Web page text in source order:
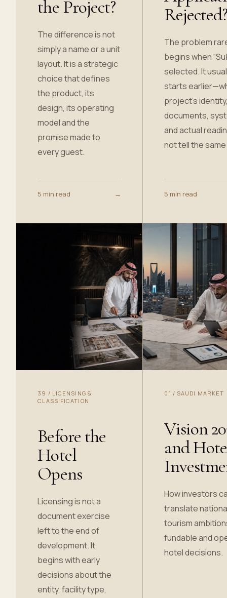
the Project?
The difference is not
simply a name or a unit
layout. It is a strategic
choice that defines
the product, its
design, its operating
model and the
promise made to
every guest.
5 min read →
The problem
begins when
selected. It
starts
project’s
documents,
and actual
not tell the
5 min read
39 / LICENSING &
CLASSIFICATION
Before the
Hotel
Opens
Licensing is not a
document exercise
left to the end of
development. It
begins with early
decisions about the
entity, facility type,
01 / SAUDI MARKET
Vision
and
How investors
translate
tourism
fundable and
hotel decisions.